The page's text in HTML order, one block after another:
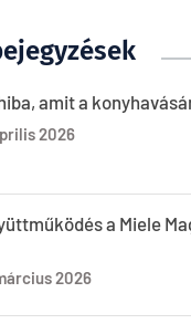
amit a
2026
a Miele
2026